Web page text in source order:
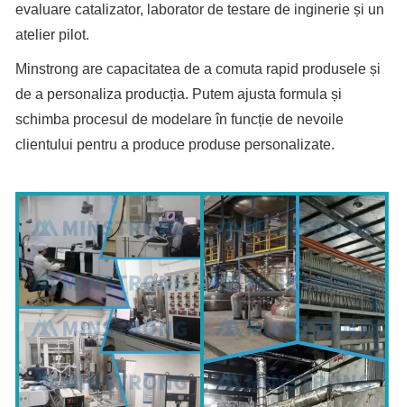
evaluare catalizator, laborator de testare de inginerie și un
atelier pilot.
Minstrong are capacitatea de a comuta rapid produsele și
de a personaliza producția. Putem ajusta formula și
schimba procesul de modelare în funcție de nevoile
clientului pentru a produce produse personalizate.